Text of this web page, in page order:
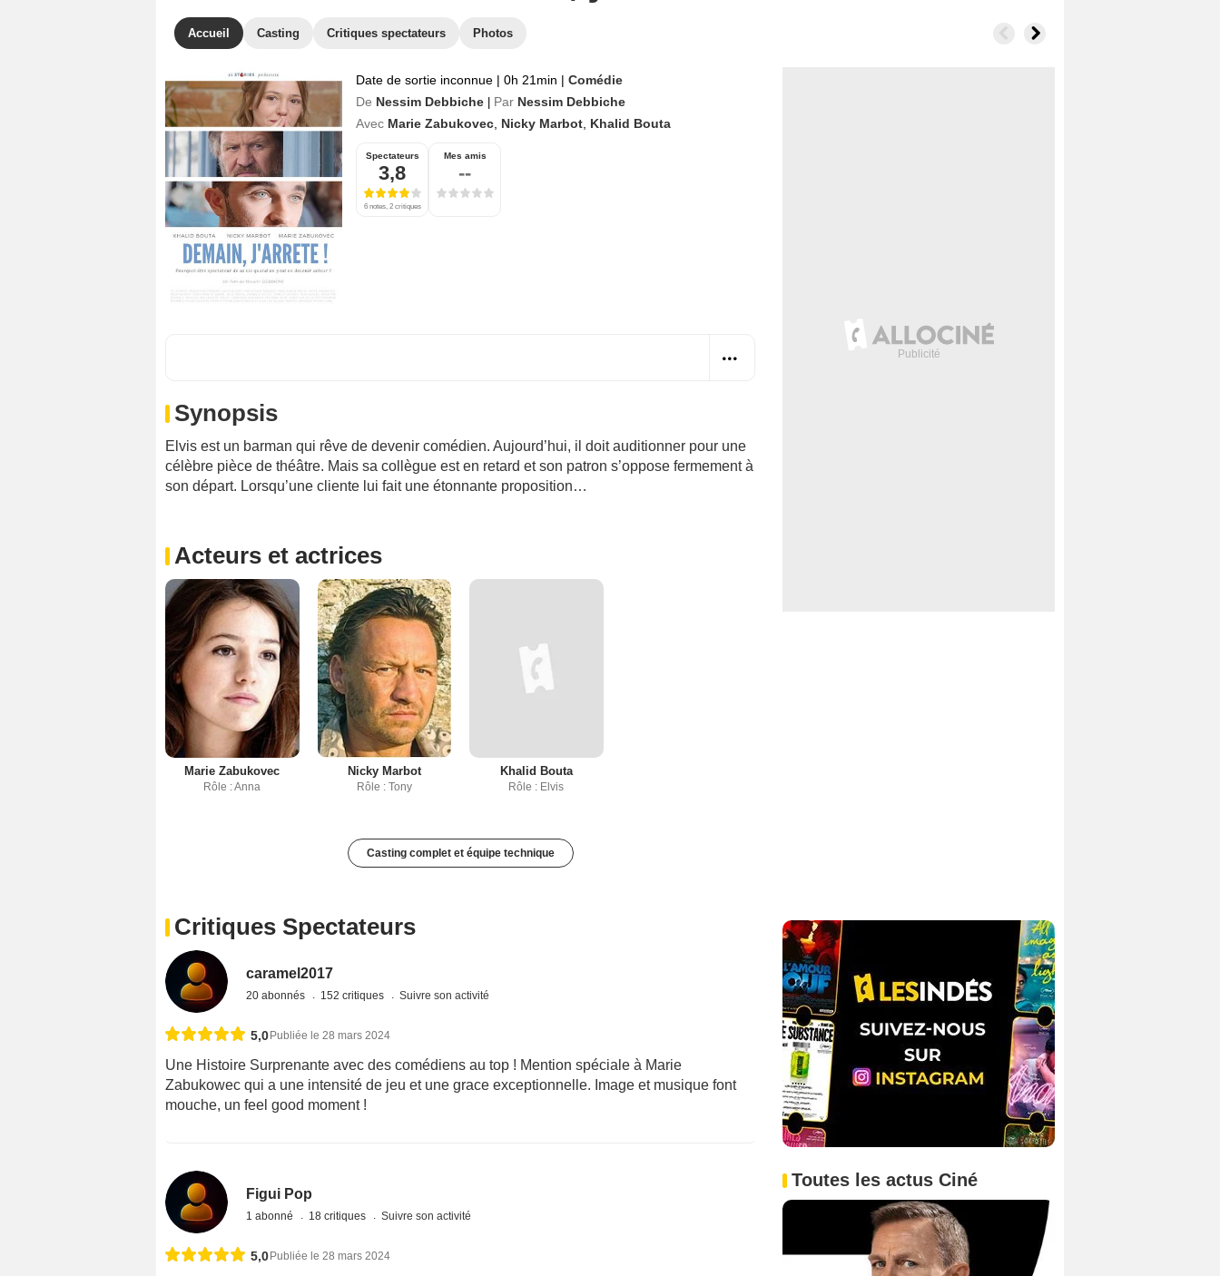
Accueil Casting Critiques spectateurs Photos
Date de sortie inconnue | 0h 21min | Comédie
De Nessim Debbiche Par Nessim Debbiche
Avec Marie Zabukovec Nicky Marbot Khalid Bouta
Spectateurs
3,8
6 notes, 2 critiques
Mes amis
--
Synopsis
Elvis est un barman qui rêve de devenir comédien. Aujourd’hui, il doit auditionner pour une
célèbre pièce de théâtre. Mais sa collègue est en retard et son patron s’oppose fermement à
son départ. Lorsqu’une cliente lui fait une étonnante proposition…
Acteurs et actrices
Marie Zabukovec
Rôle : Anna
Nicky Marbot
Rôle : Tony
Khalid Bouta
Rôle : Elvis
Casting complet et équipe technique
Critiques Spectateurs
caramel2017
20 abonnés 152 critiques Suivre son activité
5,0Publiée le 28 mars 2024
Une Histoire Surprenante avec des comédiens au top ! Mention spéciale à Marie
Zabukowec qui a une intensité de jeu et une grace exceptionnelle. Image et musique font
mouche, un feel good moment !
Figui Pop
1 abonné 18 critiques Suivre son activité
5,0 Publiée le 28 mars 2024
Toutes les actus Ciné